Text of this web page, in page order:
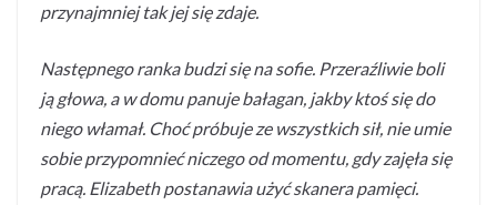
przynajmniej tak jej się zdaje.
Następnego ranka budzi się na sofie. Przeraźliwie boli
ją głowa, a w domu panuje bałagan, jakby ktoś się do
niego włamał. Choć próbuje ze wszystkich sił, nie umie
sobie przypomnieć niczego od momentu, gdy zajęła się
pracą. Elizabeth postanawia użyć skanera pamięci.